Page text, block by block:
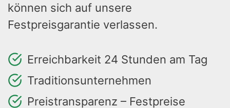
können sich auf unsere
Festpreisgarantie verlassen.
Erreichbarkeit 24 Stunden am Tag
Traditionsunternehmen
Preistransparenz – Festpreise